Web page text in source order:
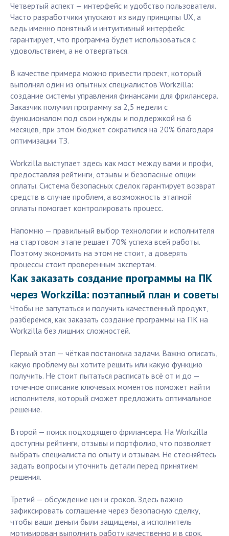
Четвертый аспект — интерфейс и удобство пользователя.
Часто разработчики упускают из виду принципы UX, а
ведь именно понятный и интуитивный интерфейс
гарантирует, что программа будет использоваться с
удовольствием, а не отвергаться.
В качестве примера можно привести проект, который
выполнял один из опытных специалистов Workzilla:
создание системы управления финансами для фрилансера.
Заказчик получил программу за 2,5 недели с
функционалом под свои нужды и поддержкой на 6
месяцев, при этом бюджет сократился на 20% благодаря
оптимизации ТЗ.
Workzilla выступает здесь как мост между вами и профи,
предоставляя рейтинги, отзывы и безопасные опции
оплаты. Система безопасных сделок гарантирует возврат
средств в случае проблем, а возможность этапной
оплаты помогает контролировать процесс.
Напомню — правильный выбор технологии и исполнителя
на стартовом этапе решает 70% успеха всей работы.
Поэтому экономить на этом не стоит, а доверять
процессы стоит проверенным экспертам.
Как заказать создание программы на ПК
через Workzilla: поэтапный план и советы
Чтобы не запутаться и получить качественный продукт,
разберёмся, как заказать создание программы на ПК на
Workzilla без лишних сложностей.
Первый этап — чёткая постановка задачи. Важно описать,
какую проблему вы хотите решить или какую функцию
получить. Не стоит пытаться расписать всё от и до —
точечное описание ключевых моментов поможет найти
исполнителя, который сможет предложить оптимальное
решение.
Второй — поиск подходящего фрилансера. На Workzilla
доступны рейтинги, отзывы и портфолио, что позволяет
выбрать специалиста по опыту и отзывам. Не стесняйтесь
задать вопросы и уточнить детали перед принятием
решения.
Третий — обсуждение цен и сроков. Здесь важно
зафиксировать соглашение через безопасную сделку,
чтобы ваши деньги были защищены, а исполнитель
мотивирован выполнить работу качественно и в срок.